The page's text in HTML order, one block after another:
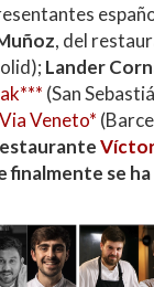
, del
Lander
(San
Via Veneto*
finalmente se